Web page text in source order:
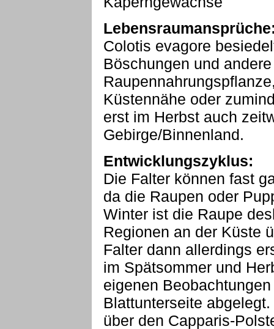
Colotis evagore
Böschungen und
Küstennähe oder
erst im Herbst auch
Gebirge/Binnenland.
Entwicklungszyklus:
Die Falter können fast
da die Raupen oder
Winter ist die Raupe
Regionen an der Küste
Falter dann allerdings
im Spätsommer und
eigenen
Blattunterseite
über den Capparis-